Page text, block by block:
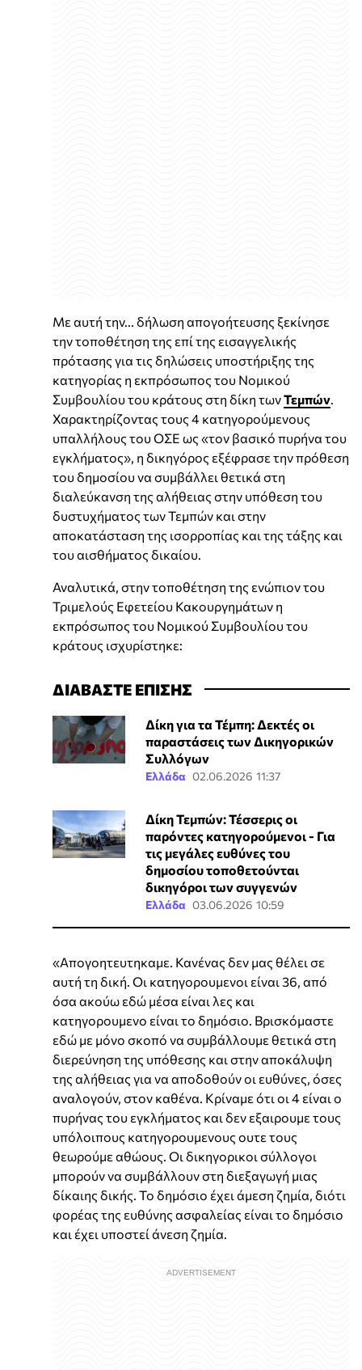
Με αυτή την... δήλωση απογοήτευσης ξεκίνησε
την τοποθέτηση της επί της εισαγγελικής
πρότασης για τις δηλώσεις υποστήριξης της
κατηγορίας η εκπρόσωπος του Νομικού
Συμβουλίου του κράτους στη δίκη τωνΤεμπών
Χαρακτηρίζοντας τους 4 κατηγορούμενους
υπαλλήλους του ΟΣΕ ως «τον βασικό πυρήνα του
εγκλήματος», η δικηγόρος εξέφρασε την πρόθεση
του δημοσίου να συμβάλλει θετικά στη
διαλεύκανση της αλήθειας στην υπόθεση του
δυστυχήματος των Τεμπών και στην
αποκατάσταση της ισορροπίας και της τάξης και
του αισθήματος δικαίου.
Αναλυτικά, στην τοποθέτηση της ενώπιον του
Τριμελούς Εφετείου Κακουργημάτων η
εκπρόσωπος του Νομικού Συμβουλίου του
κράτους ισχυρίστηκε:
ΔΙΑΒΑΣΤΕ ΕΠΙΣΗΣ
Δίκη για τα Τέμπη: Δεκτές οι
παραστάσεις των Δικηγορικών
Συλλόγων
Ελλάδα 02.06.2026 11:37
Δίκη Τεμπών: Τέσσερις οι
παρόντες κατηγορούμενοι - Για
τις μεγάλες ευθύνες του
δημοσίου τοποθετούνται
δικηγόροι των συγγενών
Ελλάδα 03.06.2026 10:59
«Απογοητευτηκαμε. Κανένας δεν μας θέλει σε
αυτή τη δική. Οι κατηγορουμενοι είναι 36, από
όσα ακούω εδώ μέσα είναι λες και
κατηγορουμενο είναι το δημόσιο. Βρισκόμαστε
εδώ με μόνο σκοπό να συμβάλλουμε θετικά στη
διερεύνηση της υπόθεσης και στην αποκάλυψη
της αλήθειας για να αποδοθούν οι ευθύνες, όσες
αναλογούν, στον καθένα. Κρίναμε ότι οι 4 είναι ο
πυρήνας του εγκλήματος και δεν εξαιρουμε τους
υπόλοιπους κατηγορουμενους ουτε τους
θεωρούμε αθώους. Οι δικηγορικοι σύλλογοι
μπορούν να συμβάλλουν στη διεξαγωγή μιας
δίκαιης δικής. Το δημόσιο έχει άμεση ζημία, διότι
φορέας της ευθύνης ασφαλείας είναι το δημόσιο
και έχει υποστεί άνεση ζημία.